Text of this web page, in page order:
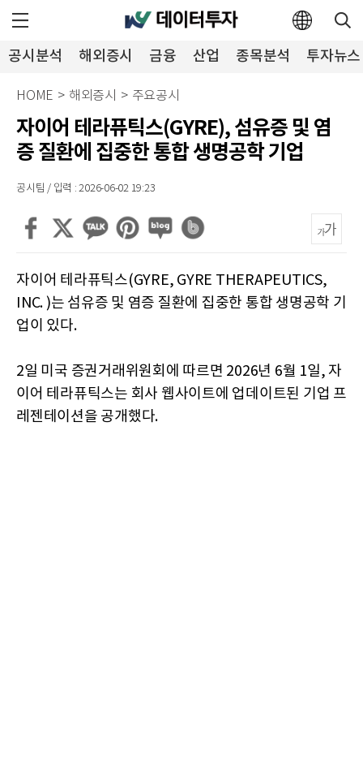
공시분석 해외증시 금융 산업 종목분석 투자뉴스
HOME > 해외증시 > 주요공시
자이어 테라퓨틱스(GYRE), 섬유증 및 염
증 질환에 집중한 통합 생명공학 기업
공시팀 / 입력 : 2026-06-02 19:23
자이어 테라퓨틱스(GYRE, GYRE THERAPEUTICS,
INC. )는 섬유증 및 염증 질환에 집중한 통합 생명공학 기
업이 있다.
2일 미국 증권거래위원회에 따르면 2026년 6월 1일, 자
이어 테라퓨틱스는 회사 웹사이트에 업데이트된 기업 프
레젠테이션을 공개했다.